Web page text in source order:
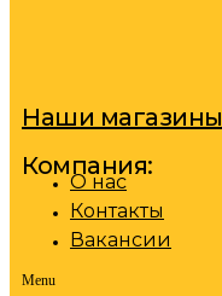
Наши магазины
Компания:
О нас
Контакты
Вакансии
Menu